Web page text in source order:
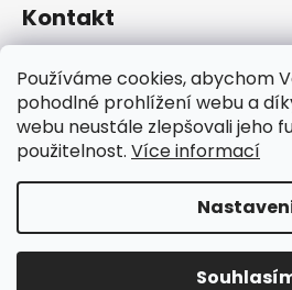
Používáme cookies, abychom
pohodlné prohlížení webu a
webu neustále zlepšovali jeho
použitelnost. Více informací
p
a
Kontakt
+420 732 241 665
TARANISO
taraniso.cz
Copyright 2026TARANISO.
Upravit nastavení